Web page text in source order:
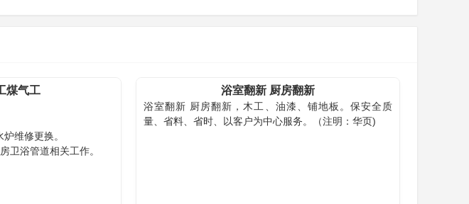
煤气工
维修更换。
卫浴管道相关工作。
浴室翻新 厨房翻新
浴室翻新 厨房翻新，木工、油漆、铺地板。保安全质
量、省料、省时、以客户为中心服务。（注明：华页)